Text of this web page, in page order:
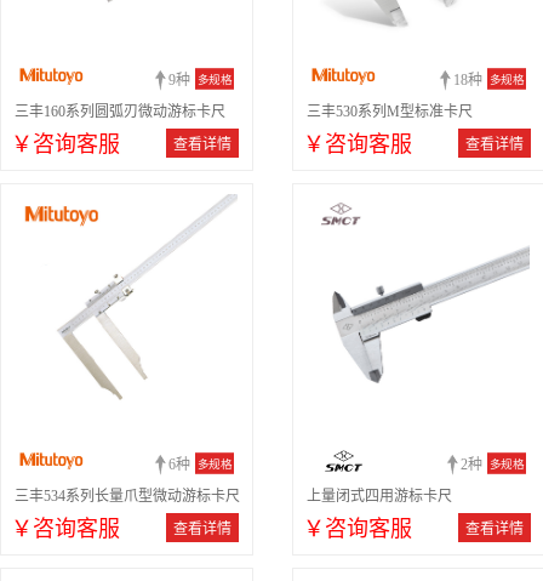
9种 多规格
三丰160系列圆弧刃微动游标卡尺
￥咨询客服 查看详情
18种 多规格
三丰530系列M型标准卡尺
￥咨询客服 查看详情
6种 多规格
三丰534系列长量爪型微动游标卡尺
￥咨询客服 查看详情
2种 多规格
上量闭式四用游标卡尺
￥咨询客服 查看详情